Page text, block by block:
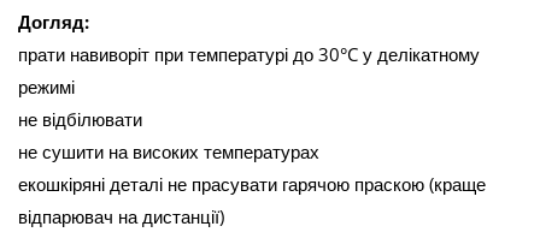
Догляд:
прати навиворіт при температурі до 30°C у делікатному
режимі
не відбілювати
не сушити на високих температурах
екошкіряні деталі не прасувати гарячою праскою (краще
відпарювач на дистанції)